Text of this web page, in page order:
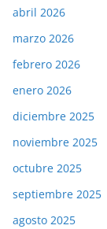
abril 2026
marzo 2026
febrero 2026
enero 2026
diciembre 2025
noviembre 2025
octubre 2025
septiembre 2025
agosto 2025